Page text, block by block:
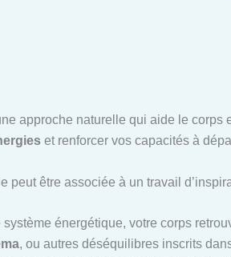
approche naturelle qui aide le corps
et renforcer vos capacités à
peut être associée à un travail
système énergétique, votre corps
, ou autres déséquilibres inscrits